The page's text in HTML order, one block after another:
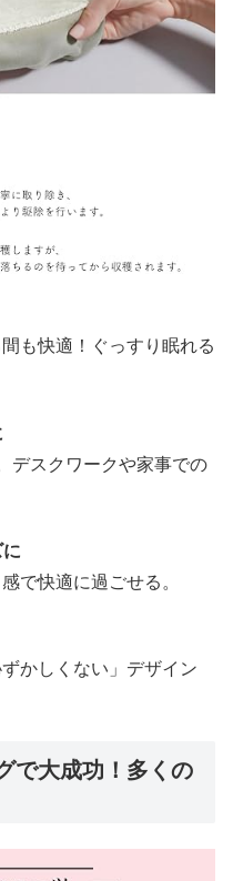
も快適！ぐっすり眠れる
デスクワークや家事での
で快適に過ごせる。
かしくない」デザイン
で大成功！多くの